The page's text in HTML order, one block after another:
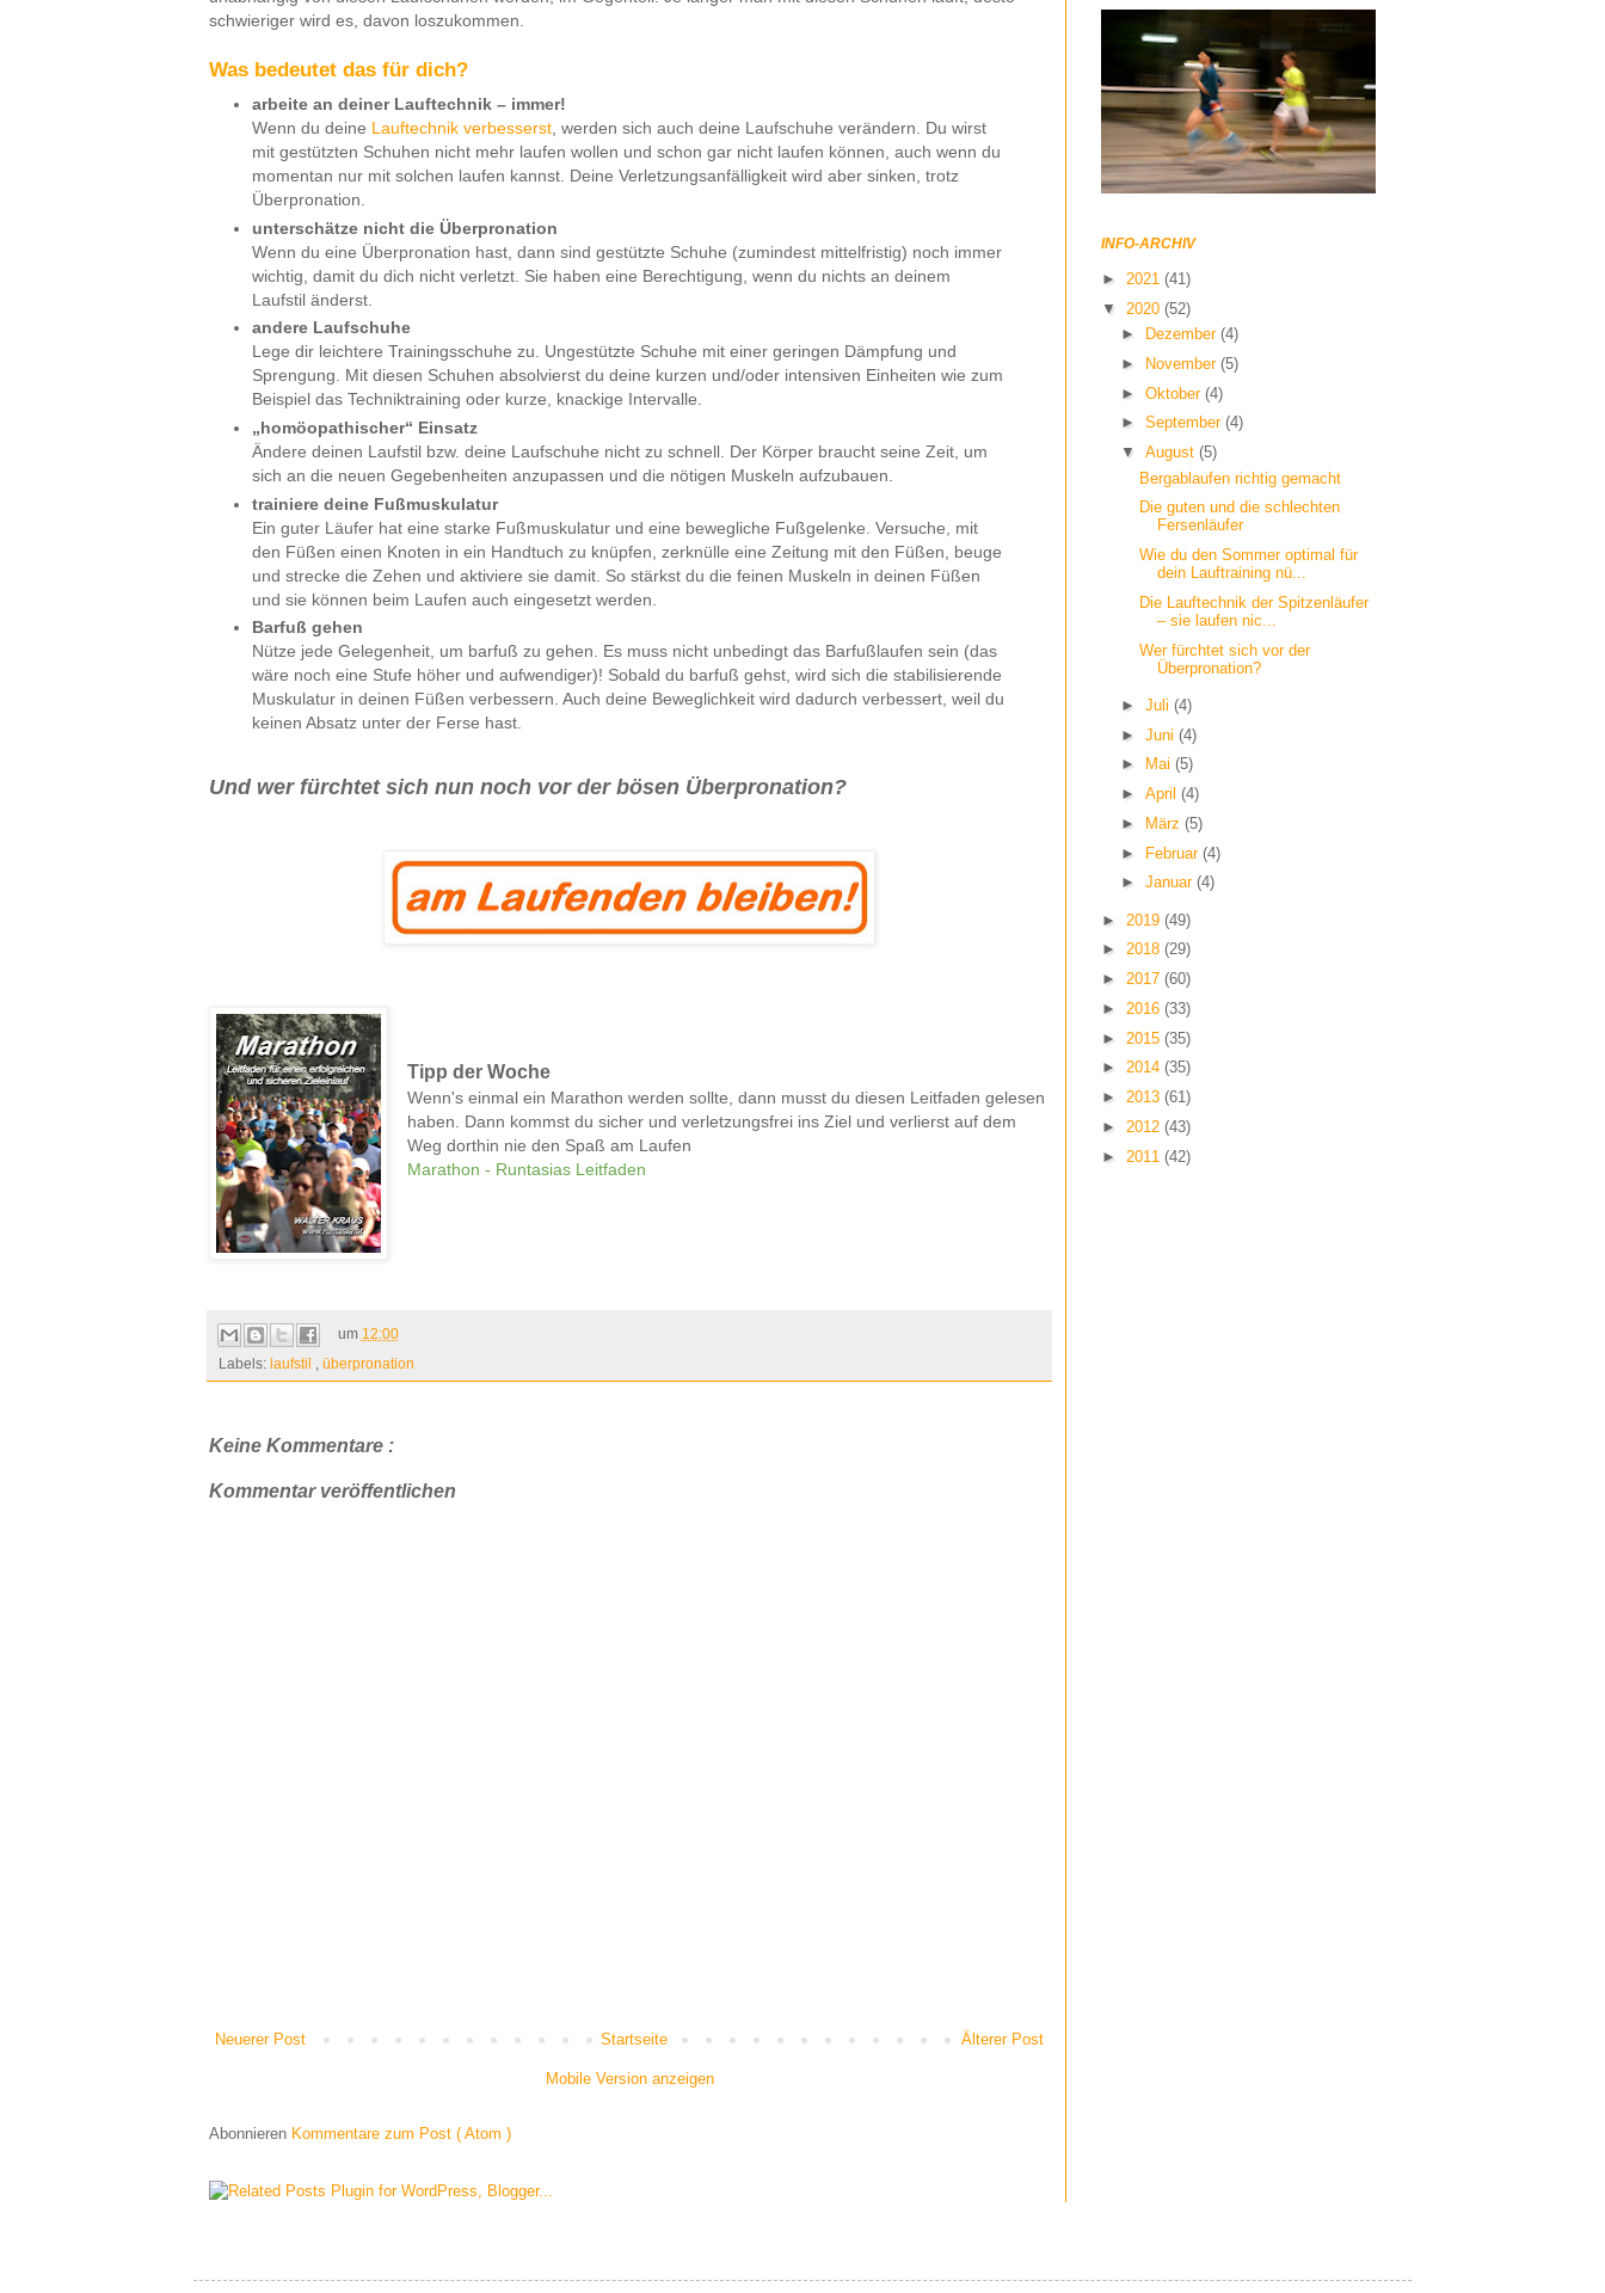
schwieriger wird es, davon loszukommen.
Was bedeutet das für dich?
arbeite an deiner Lauftechnik – immer!
Wenn du deine Lauftechnik verbesserst, werden sich auch deine Laufschuhe verändern. Du wirst
mit gestützten Schuhen nicht mehr laufen wollen und schon gar nicht laufen können, auch wenn du
momentan nur mit solchen laufen kannst. Deine Verletzungsanfälligkeit wird aber sinken, trotz
Überpronation.
unterschätze nicht die Überpronation
Wenn du eine Überpronation hast, dann sind gestützte Schuhe (zumindest mittelfristig) noch immer
wichtig, damit du dich nicht verletzt. Sie haben eine Berechtigung, wenn du nichts an deinem
Laufstil änderst.
andere Laufschuhe
Lege dir leichtere Trainingsschuhe zu. Ungestützte Schuhe mit einer geringen Dämpfung und
Sprengung. Mit diesen Schuhen absolvierst du deine kurzen und/oder intensiven Einheiten wie zum
Beispiel das Techniktraining oder kurze, knackige Intervalle.
„homöopathischer“ Einsatz
Ändere deinen Laufstil bzw. deine Laufschuhe nicht zu schnell. Der Körper braucht seine Zeit, um
sich an die neuen Gegebenheiten anzupassen und die nötigen Muskeln aufzubauen.
trainiere deine Fußmuskulatur
Ein guter Läufer hat eine starke Fußmuskulatur und eine bewegliche Fußgelenke. Versuche, mit
den Füßen einen Knoten in ein Handtuch zu knüpfen, zerknülle eine Zeitung mit den Füßen, beuge
und strecke die Zehen und aktiviere sie damit. So stärkst du die feinen Muskeln in deinen Füßen
und sie können beim Laufen auch eingesetzt werden.
Barfuß gehen
Nütze jede Gelegenheit, um barfuß zu gehen. Es muss nicht unbedingt das Barfußlaufen sein (das
wäre noch eine Stufe höher und aufwendiger)! Sobald du barfuß gehst, wird sich die stabilisierende
Muskulatur in deinen Füßen verbessern. Auch deine Beweglichkeit wird dadurch verbessert, weil du
keinen Absatz unter der Ferse hast.
Und wer fürchtet sich nun noch vor der bösen Überpronation?
Tipp der Woche
Wenn's einmal ein Marathon werden sollte, dann musst du diesen Leitfaden gelesen
haben. Dann kommst du sicher und verletzungsfrei ins Ziel und verlierst auf dem
Weg dorthin nie den Spaß am Laufen
Marathon - Runtasias Leitfaden
um 12:00
Labels: laufstil überpronation
Keine Kommentare :
Kommentar veröffentlichen
Neuerer Post Älterer Post
Startseite
Mobile Version anzeigen
Abonnieren Kommentare zum Post ( Atom )
INFO-ARCHIV
► 2021 (41)
▼ 2020 (52)
►
Dezember (4)
►
November (5)
► Oktober (4)
► September (4)
▼ August (5)
Bergablaufen richtig gemacht
Die guten und die schlechten
Fersenläufer
Wie du den Sommer optimal für
dein Lauftraining nü...
Die Lauftechnik der Spitzenläufer
– sie laufen nic...
Wer fürchtet sich vor der
Überpronation?
► Juli (4)
► Juni (4)
►
Mai (5)
► April (4)
►
März (5)
► Februar (4)
► Januar (4)
► 2019 (49)
► 2018 (29)
► 2017 (60)
► 2016 (33)
► 2015 (35)
► 2014 (35)
► 2013 (61)
► 2012 (43)
► 2011 (42)